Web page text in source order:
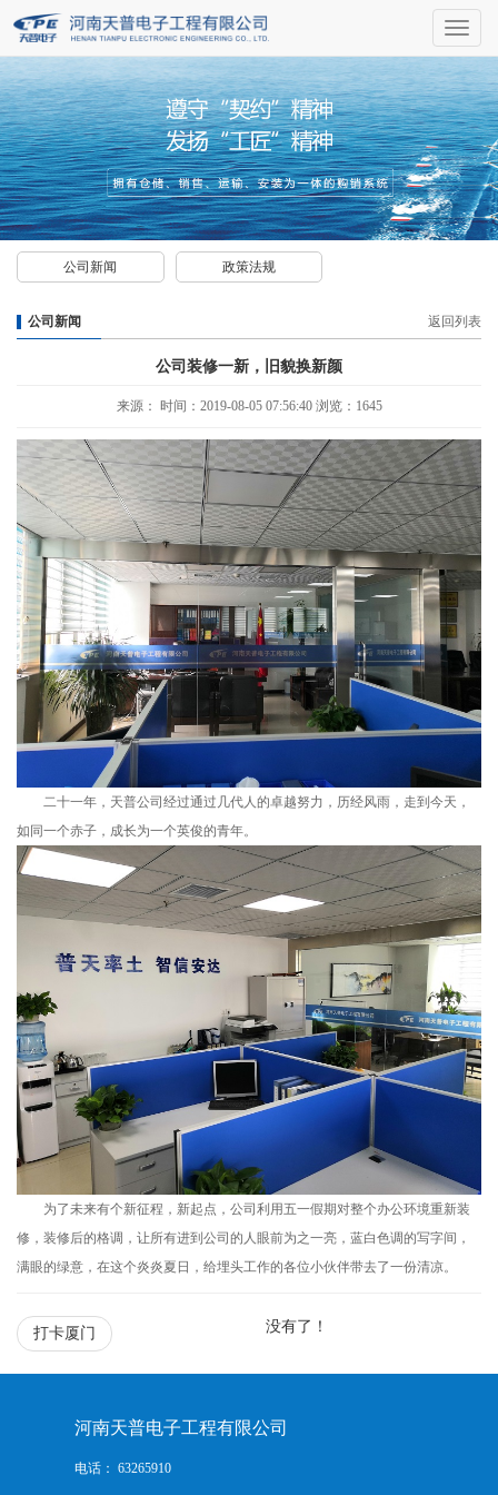
导
航
公司新闻 政策法规
公司新闻 返回列表
公司装修一新，旧貌换新颜
来源： 时间：2019-08-05 07:56:40 浏览：1645
二十一年，天普公司经过通过几代人的卓越努力，历经风雨，走到今天，
如同一个赤子，成长为一个英俊的青年。
为了未来有个新征程，新起点，公司利用五一假期对整个办公环境重新装
修，装修后的格调，让所有进到公司的人眼前为之一亮，蓝白色调的写字间，
满眼的绿意，在这个炎炎夏日，给埋头工作的各位小伙伴带去了一份清凉。
打卡厦门 没有了！
河南天普电子工程有限公司
电话： 63265910